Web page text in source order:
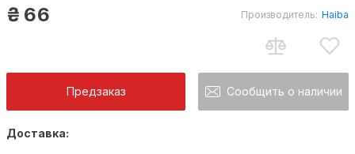
₴ 66 Производитель: Haiba
Предзаказ Сообщить о наличии
Доставка: